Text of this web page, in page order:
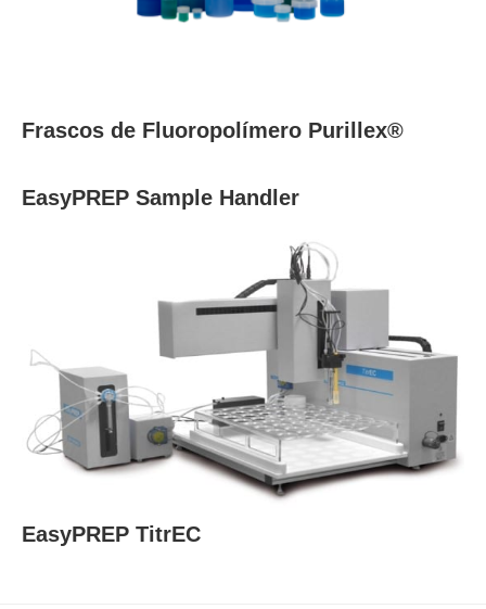
Frascos de Fluoropolímero Purillex®
EasyPREP Sample Handler
EasyPREP TitrEC